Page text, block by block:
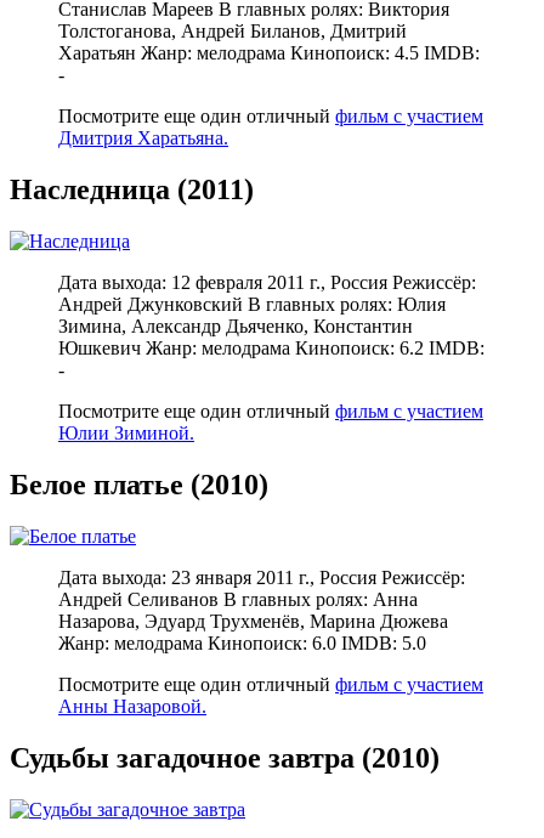
Станислав Мареев В главных ролях: Виктория
Толстоганова, Андрей Биланов, Дмитрий
Харатьян Жанр: мелодрама Кинопоиск: 4.5 IMDB:
-
Посмотрите еще один отличный фильм с участием
Дмитрия Харатьяна.
Наследница (2011)
Дата выхода: 12 февраля 2011 г., Россия Режиссёр:
Андрей Джунковский В главных ролях: Юлия
Зимина, Александр Дьяченко, Константин
Юшкевич Жанр: мелодрама Кинопоиск: 6.2 IMDB:
-
Посмотрите еще один отличный фильм с участием
Юлии Зиминой.
Белое платье (2010)
Дата выхода: 23 января 2011 г., Россия Режиссёр:
Андрей Селиванов В главных ролях: Анна
Назарова, Эдуард Трухменёв, Марина Дюжева
Жанр: мелодрама Кинопоиск: 6.0 IMDB: 5.0
Посмотрите еще один отличный фильм с участием
Анны Назаровой.
Судьбы загадочное завтра (2010)